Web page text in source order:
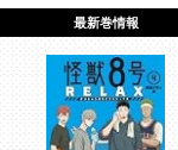
最新巻情報